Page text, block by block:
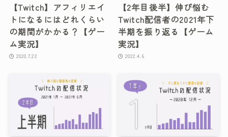
【Twitch】アフィリエイ
トになるにはどれくらい
の期間がかかる？【ゲー
ム実況】
2020.7.22
【2年目後半】伸び悩む
Twitch配信者の2021年下
半期を振り返る【ゲーム
実況】
2022.4.6